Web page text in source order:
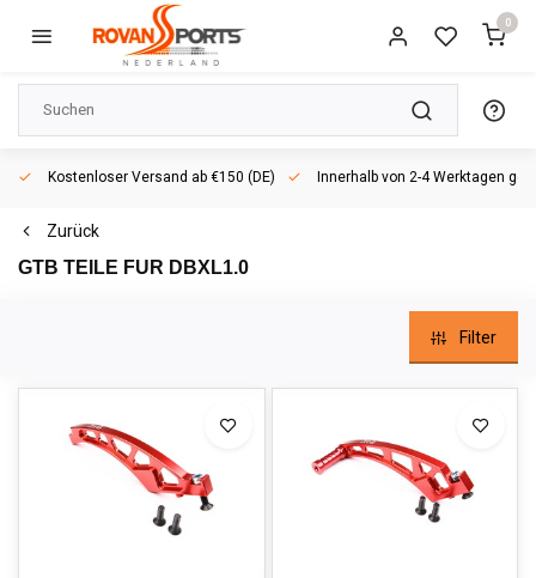
0
Kostenloser Versand ab €150 (DE) Innerhalb von 2-4 Werktagen
Zurück
GTB TEILE FUR DBXL1.0
Filter